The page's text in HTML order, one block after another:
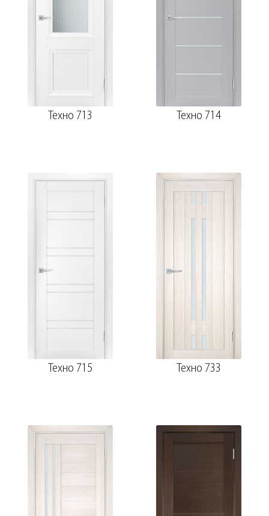
Техно 713 Техно 714
Техно 715 Техно 733